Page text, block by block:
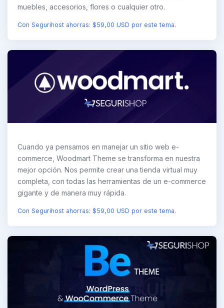
muebles, accesorios, flores o cualquier otro.
Con Segurihost ahorras: $59,00 USD por este tema.
Cuando ya pensamos en manejar un sitio web e-
commerce, Woodmart Theme se transforma en nuestra
mejor opción. Nos permite crear una tienda virtual muy
completa, con todas las herramientas de un e-commerce
gigante y de manera muy rápida.
Con Segurihost ahorras: $59,00 USD por este tema.